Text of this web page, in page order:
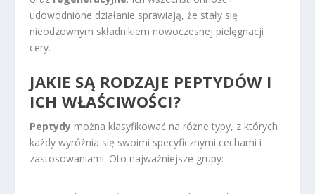
udowodnione działanie sprawiają, że stały się
nieodzownym składnikiem nowoczesnej pielęgnacji
cery.
JAKIE SĄ RODZAJE PEPTYDÓW I
ICH WŁAŚCIWOŚCI?
Peptydy można klasyfikować na różne typy, z których
każdy wyróżnia się swoimi specyficznymi cechami i
zastosowaniami. Oto najważniejsze grupy: